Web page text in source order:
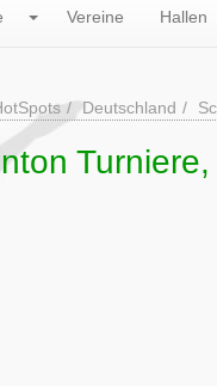
Vereine Hallen
Deutschland